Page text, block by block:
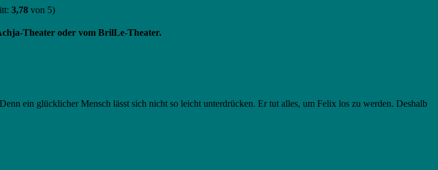
3,78 von 5)
Theater oder vom BrilLe-Theater.
ein glücklicher Mensch lässt sich nicht so leicht unterdrücken. Er tut alles, um Felix los zu werden. Deshalb